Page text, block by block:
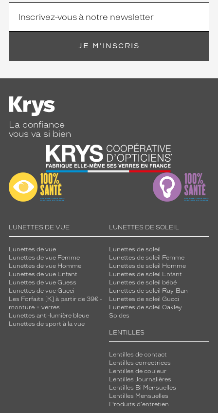
JE M'INSCRIS
La confiance
vous va si bien
LUNETTES DE VUE
Lunettes de vue
Lunettes de vue Femme
Lunettes de vue Homme
Lunettes de vue Enfant
Lunettes de vue Guess
Lunettes de vue Gucci
Les Forfaits [K] à partir de 39€ -
monture + verres
Lunettes anti-lumière bleue
Lunettes de sport à la vue
LUNETTES DE SOLEIL
Lunettes de soleil
Lunettes de soleil Femme
Lunettes de soleil Homme
Lunettes de soleil Enfant
Lunettes de soleil bébé
Lunettes de soleil Ray-Ban
Lunettes de soleil Gucci
Lunettes de soleil Oakley
Soldes
LENTILLES
Lentilles de contact
Lentilles correctrices
Lentilles de couleur
Lentilles Journalières
Lentilles Bi Mensuelles
Lentilles Mensuelles
Produits d'entretien